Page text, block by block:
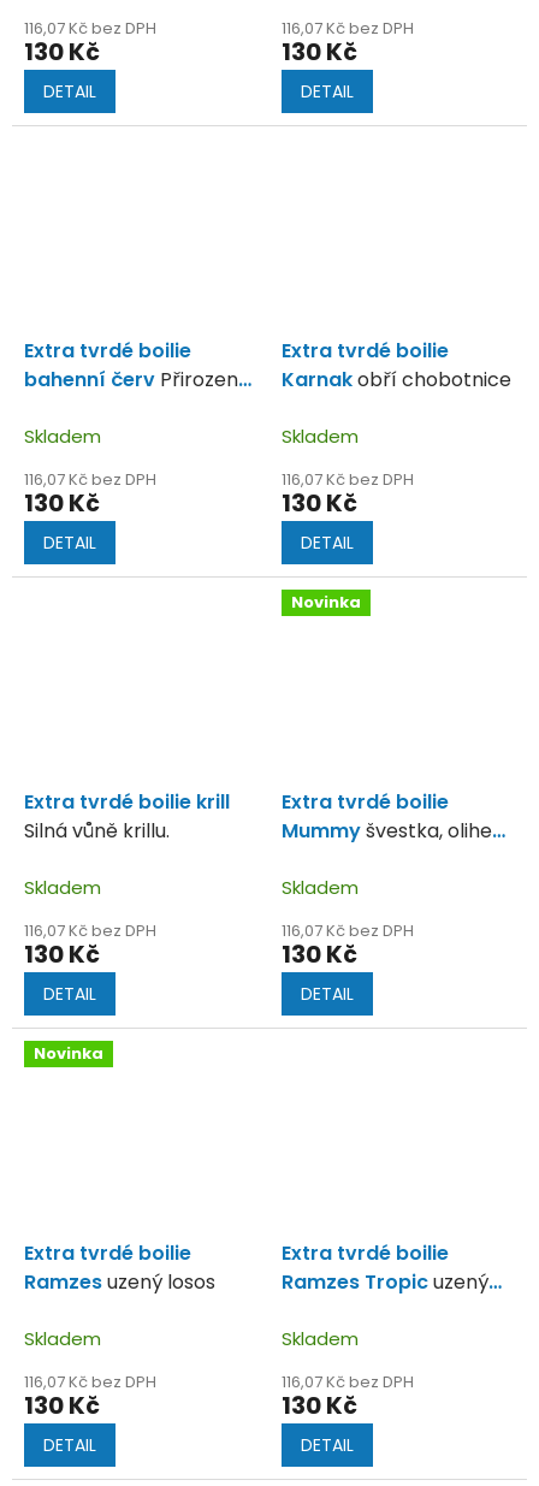
116,07 Kč bez DPH
130 Kč
DETAIL
116,07 Kč bez DPH
130 Kč
DETAIL
Extra tvrdé boilie
bahenní červ Přirozená
Skladem
116,07 Kč bez DPH
130 Kč
DETAIL
Extra tvrdé boilie
Karnakobří chobotnice
Skladem
116,07 Kč bez DPH
130 Kč
DETAIL
Extra tvrdé boilie krill
Silná vůně krillu.
Skladem
116,07 Kč bez DPH
130 Kč
DETAIL
Novinka
Extra tvrdé boilie
Mummyšvestka, oliheň,
Skladem
116,07 Kč bez DPH
130 Kč
DETAIL
Novinka
Extra tvrdé boilie
Ramzesuzený losos
Skladem
116,07 Kč bez DPH
130 Kč
DETAIL
Extra tvrdé boilie
Ramzes Tropicuzený
Skladem
116,07 Kč bez DPH
130 Kč
DETAIL